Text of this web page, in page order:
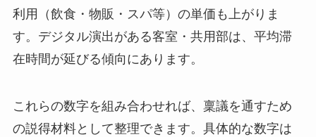
利用（飲食・物販・スパ等）の単価も上がりま
す。デジタル演出がある客室・共用部は、平均滞
在時間が延びる傾向にあります。
これらの数字を組み合わせれば、稟議を通すため
の説得材料として整理できます。具体的な数字は